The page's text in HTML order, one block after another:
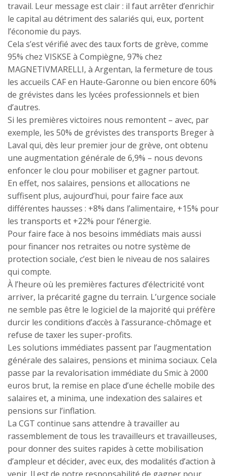
travail. Leur message est clair : il faut arrêter d’enrichir
le capital au détriment des salariés qui, eux, portent
l’économie du pays.
Cela s’est vérifié avec des taux forts de grève, comme
95% chez VISKSE à Compiègne, 97% chez
MAGNETIVMARELLI, à Argentan, la fermeture de tous
les accueils CAF en Haute-Garonne ou bien encore 60%
de grévistes dans les lycées professionnels et bien
d’autres.
Si les premières victoires nous remontent – avec, par
exemple, les 50% de grévistes des transports Breger à
Laval qui, dès leur premier jour de grève, ont obtenu
une augmentation générale de 6,9% – nous devons
enfoncer le clou pour mobiliser et gagner partout.
En effet, nos salaires, pensions et allocations ne
suffisent plus, aujourd’hui, pour faire face aux
différentes hausses : +8% dans l’alimentaire, +15% pour
les transports et +22% pour l’énergie.
Pour faire face à nos besoins immédiats mais aussi
pour financer nos retraites ou notre système de
protection sociale, c’est bien le niveau de nos salaires
qui compte.
À l’heure où les premières factures d’électricité vont
arriver, la précarité gagne du terrain. L’urgence sociale
ne semble pas être le logiciel de la majorité qui préfère
durcir les conditions d’accès à l’assurance-chômage et
refuse de taxer les super-profits.
Les solutions immédiates passent par l’augmentation
générale des salaires, pensions et minima sociaux. Cela
passe par la revalorisation immédiate du Smic à 2000
euros brut, la remise en place d’une échelle mobile des
salaires et, a minima, une indexation des salaires et
pensions sur l’inflation.
La CGT continue sans attendre à travailler au
rassemblement de tous les travailleurs et travailleuses,
pour donner des suites rapides à cette mobilisation
d’ampleur et décider, avec eux, des modalités d’action à